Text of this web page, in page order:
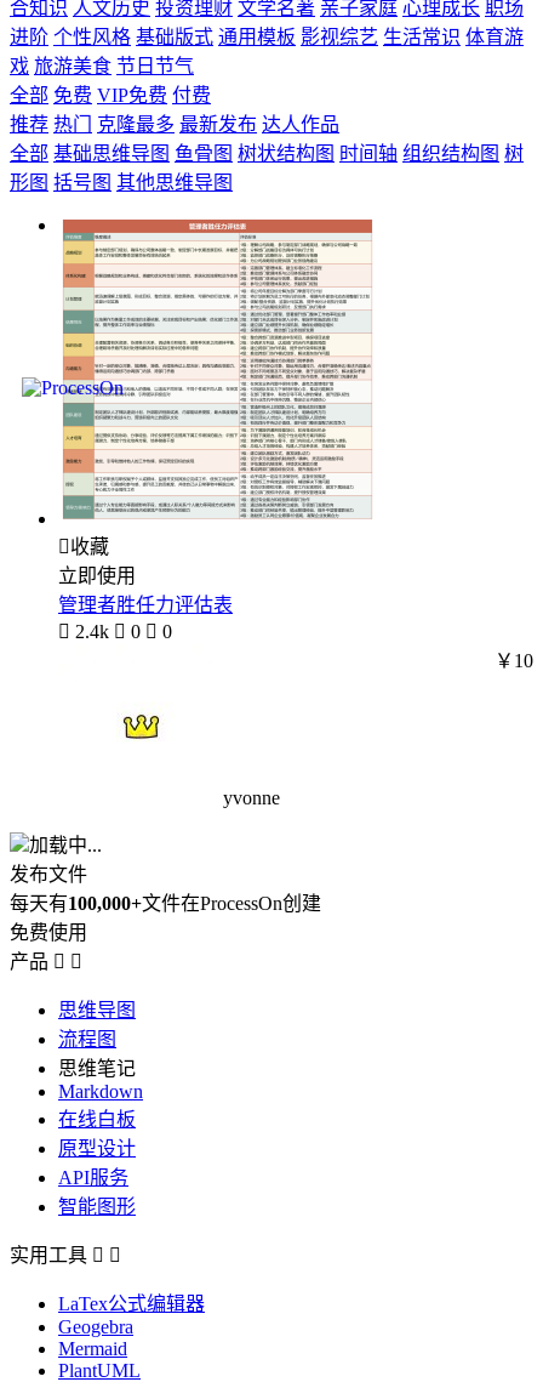
合知识 人文历史 投资理财 文学名著 亲子家庭 心理成长 职场
进阶 个性风格 基础版式 通用模板 影视综艺 生活常识 体育游
戏 旅游美食 节日节气
全部 免费 VIP免费 付费
推荐 热门 克隆最多 最新发布 达人作品
全部 基础思维导图 鱼骨图 树状结构图 时间轴 组织结构图 树
形图 括号图 其他思维导图
收藏
立即使用
管理者胜任力评估表
 2.4k  0  0
yvonne
￥10
加载中...
发布文件
每天有100,000+文件在ProcessOn创建
免费使用
产品  
思维导图
流程图
思维笔记
Markdown
在线白板
原型设计
API服务
智能图形
实用工具  
LaTex公式编辑器
Geogebra
Mermaid
PlantUML